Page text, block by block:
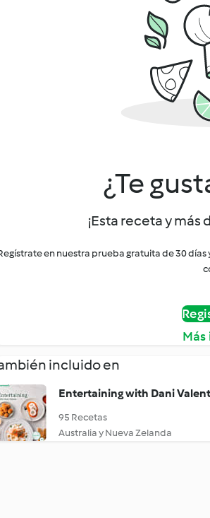
¿Te
¡Esta receta y más
en nuestra prueba gratuita de 30
incluido en
Entertaining with Dani Valent
95 Recetas
Australia y Nueva Zelanda